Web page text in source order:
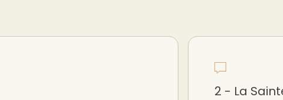
2 - La